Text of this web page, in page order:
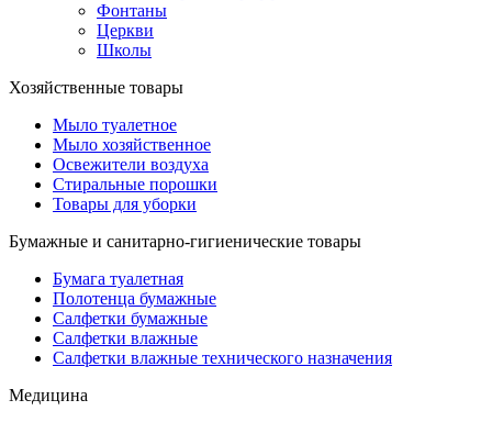
Фонтаны
Церкви
Школы
Хозяйственные товары
Мыло туалетное
Мыло хозяйственное
Освежители воздуха
Стиральные порошки
Товары для уборки
Бумажные и санитарно-гигиенические товары
Бумага туалетная
Полотенца бумажные
Салфетки бумажные
Салфетки влажные
Салфетки влажные технического назначения
Медицина